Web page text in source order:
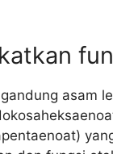
asam